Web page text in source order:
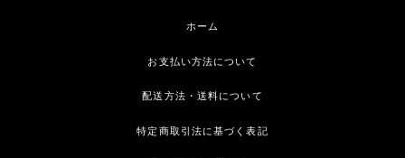
ホーム
お支払い方法について
配送方法・送料について
特定商取引法に基づく表記